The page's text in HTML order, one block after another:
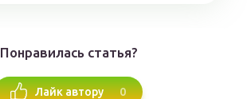
Понравилась статья?
Лайк автору 0